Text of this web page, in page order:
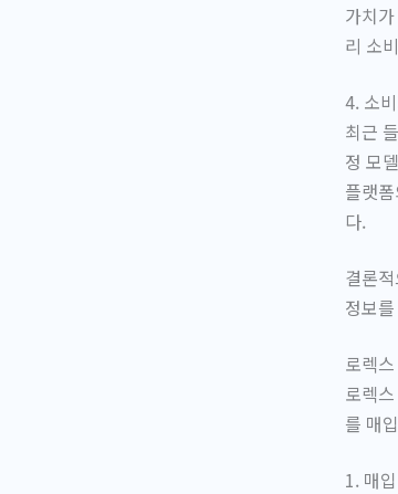
가치
리 소
4. 소
최근
정 모
플랫
다.
결론
정보
로렉
로렉
를 매
1. 매